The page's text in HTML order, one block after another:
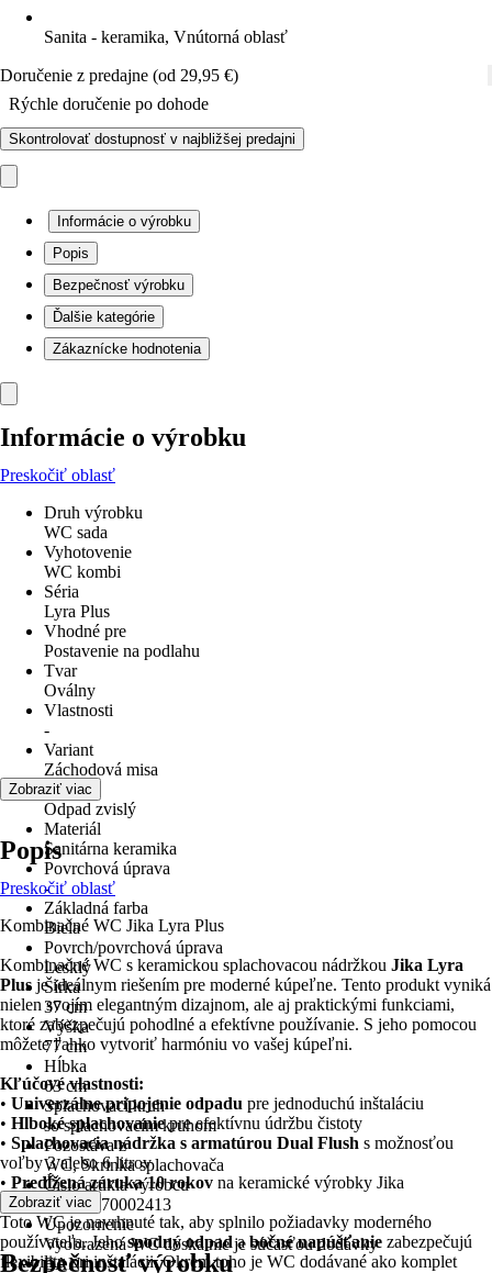
Sanita - keramika, Vnútorná oblasť
Doručenie z predajne (od 29,95 €)
Rýchle doručenie po dohode
Skontrolovať dostupnosť v najbližšej predajni
Informácie o výrobku
Popis
Bezpečnosť výrobku
Ďalšie kategórie
Zákaznícke hodnotenia
Informácie o výrobku
Preskočiť oblasť
Druh výrobku
WC sada
Vyhotovenie
WC kombi
Séria
Lyra Plus
Vhodné pre
Postavenie na podlahu
Tvar
Oválny
Vlastnosti
-
Variant
Záchodová misa
Odpad
Odpad zvislý
Materiál
Sanitárna keramika
Povrchová úprava
-
Základná farba
Biela
Povrch/povrchová úprava
Lesklý
Šírka
37 cm
Výška
77 cm
Hĺbka
63 cm
Splachovací kruh
so splachovacím kruhom
Pozostáva z
WC, Skrinka splachovača
Číslo artikla výrobcu
H8263870002413
Upozornenie
Vyobrazená WC doska nie je súčasťou dodávky
EAN
Zobraziť viac
Popis
Preskočiť oblasť
Kombinačné WC Jika Lyra Plus
Kombinačné WC s keramickou splachovacou nádržkou Jika Lyra
Plus je ideálnym riešením pre moderné kúpeľne. Tento produkt vyniká
nielen svojím elegantným dizajnom, ale aj praktickými funkciami,
ktoré zabezpečujú pohodlné a efektívne používanie. S jeho pomocou
môžete ľahko vytvoriť harmóniu vo vašej kúpeľni.
Kľúčové vlastnosti:
• Univerzálne pripojenie odpadu pre jednoduchú inštaláciu
• Hlboké splachovaniepre efektívnu údržbu čistoty
• Splachovacia nádržka s armatúrou Dual Flush s možnosťou
voľby 3 alebo 6 litrov
• Predĺžená záruka 10 rokov na keramické výrobky Jika
Toto WC je navrhnuté tak, aby splnilo požiadavky moderného
používateľa. Jehospodný odpadabočné napúšťanie zabezpečujú
flexibilitu pri inštalácii. Okrem toho je WC dodávané ako komplet
Zobraziť viac
Bezpečnosť výrobku